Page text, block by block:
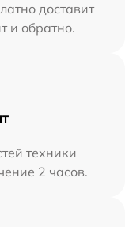
доставит
и обратно.
техники
2 часов.